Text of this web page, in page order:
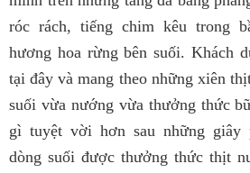
róc rách, tiếng chim kêu trong
hương hoa rừng bên suối. Khách
tại đây và mang theo những xiên
suối vừa nướng vừa thưởng thức
gì tuyệt vời hơn sau những giây
dòng suối được thưởng thức thịt